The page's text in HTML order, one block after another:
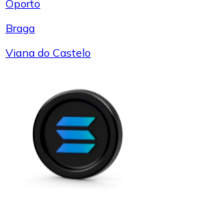
Oporto
Braga
Viana do Castelo